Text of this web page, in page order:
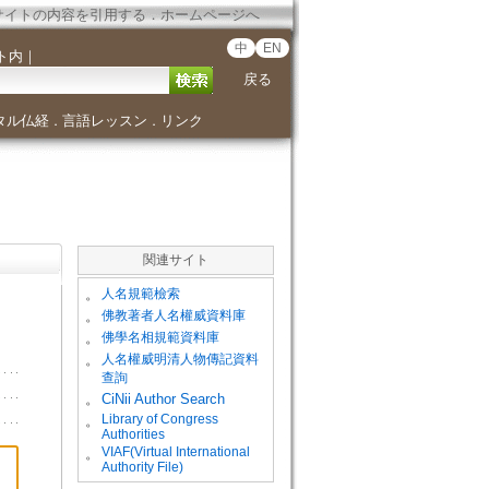
イトの内容を引用する．ホームページへ
内 ｜ 中 EN
戻る
ル仏経． 言語レッスン ． リンク
関連サイト
。 人名規範檢索
。 佛教著者人名權威資料庫
。 佛學名相規範資料庫
。
人名權威明清人物傳記資料
查詢
。
CiNii Author Search
。
Library of Congress
Authorities
。
VIAF(Virtual International
Authority File)